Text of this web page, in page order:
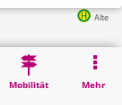
Mobilität Mehr
Alter Tivoli in